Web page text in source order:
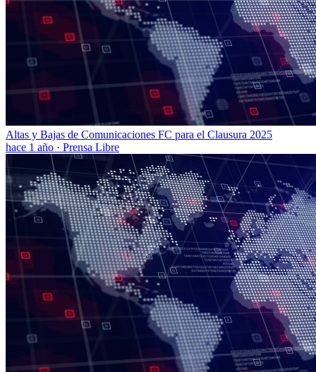
Altas y Bajas de Comunicaciones FC para el Clausura 2025
hace 1 año · Prensa Libre